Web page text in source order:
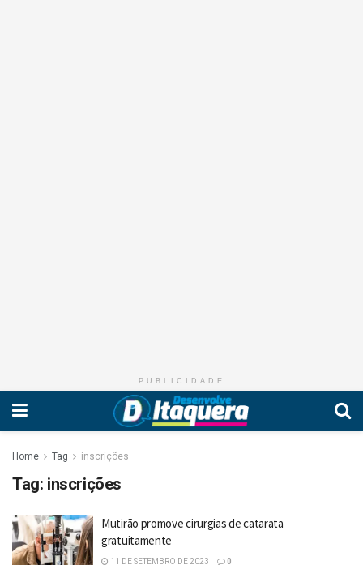
PUBLICIDADE
Home Tag inscrições
Tag: inscrições
Mutirão promove cirurgias de catarata
gratuitamente
11 DE SETEMBRO DE 2023 0